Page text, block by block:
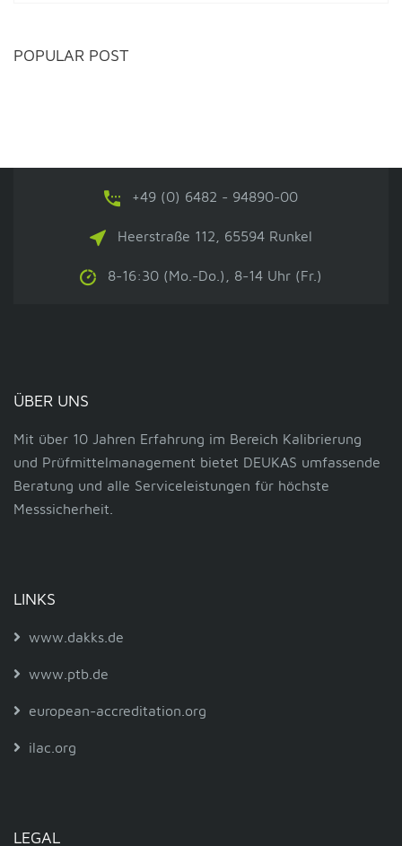
POPULAR POST
+49 (0) 6482 - 94890-00
Heerstraße 112, 65594 Runkel
8-16:30 (Mo.-Do.), 8-14 Uhr (Fr.)
ÜBER UNS
Mit über 10 Jahren Erfahrung im Bereich Kalibrierung
und Prüfmittelmanagement bietet DEUKAS umfassende
Beratung und alle Serviceleistungen für höchste
Messsicherheit.
LINKS
www.dakks.de
www.ptb.de
european-accreditation.org
ilac.org
LEGAL